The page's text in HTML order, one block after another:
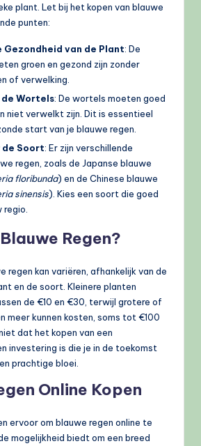
plant. Let bij het kopen van blauwe
punten:
Gezondheid van de Plant: De
groen en gezond zijn zonder
of verwelking.
Wortels: De wortels moeten goed
niet verwelkt zijn. Dit is essentieel
start van je blauwe regen.
de Soort: Er zijn verschillende
regen, zoals de Japanse blauwe
floribunda) en de Chinese blauwe
sinensis). Kies een soort die goed
Regen?
regen kan variëren, afhankelijk van de
en de soort. Kleinere planten
de €10 en €30, terwijl grotere of
meer kunnen kosten, soms tot €100
dat het kopen van een
investering is die je in de toekomst
prachtige bloei.
Online Kopen
ervoor om blauwe regen online te
mogelijkheid biedt om een breed